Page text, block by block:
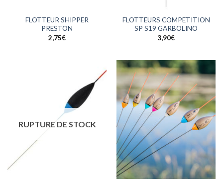
FLOTTEUR SHIPPER
PRESTON
2,75€
FLOTTEURS COMPETITION
SP S19 GARBOLINO
3,90€
RUPTURE DE STOCK